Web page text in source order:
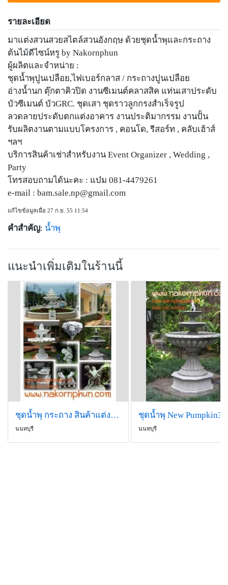
รายละเอียด
มาแต่งสวนสวยสไตล์สวนอังกฤษ ด้วยชุดน้ำพุและกระถาง
ต้นไม้ดีไซน์หรู by Nakornphun
ผู้ผลิตและจำหน่าย :
ชุดน้ำพุปูนเปลือย,ไฟเบอร์กลาส / กระถางปูนเปลือย
อ่างน้ำนก ตุ๊กตาคิวปิด งานซีเมนต์คลาสสิค แท่นเสาประดับ
บัวซีเมนต์ บัวGRC. ชุดเสา ชุดราวลูกกรงสำเร็จรูป
ลวดลายประดับตกแต่งอาคาร งานประติมากรรม งานปั้น
รับผลิตงานตามแบบโครงการ , คอนโด, รีสอร์ท , คลับเฮ้าส์
ฯลฯ
บริการสินค้าเช่าสำหรับงาน Event Organizer , Wedding ,
Party
โทรสอบถามได้นะคะ : แบ๋ม 081-4479261
e-mail : bam.sale.np@gmail.com
แก้ไขข้อมูลเมื่อ 27 ก.ย. 55 11:54
คำสำคัญ: น้ำพุ
แนะนำเพิ่มเติมในร้านนี้
ชุดน้ำพุ กระถาง สินค้าแต่งสวน บัวปูนปั้น GRC 01
นนทบุรี นนทบุรี